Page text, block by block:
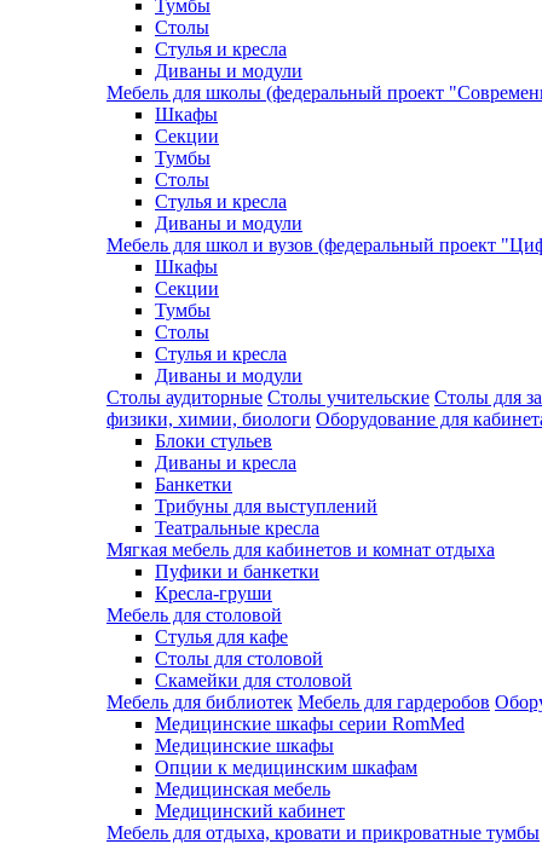
Тумбы
Столы
Стулья и кресла
Диваны и модули
Мебель для школы (федеральный проект
Шкафы
Секции
Тумбы
Столы
Стулья и кресла
Диваны и модули
Мебель для школ и вузов (федеральный проект
Шкафы
Секции
Тумбы
Столы
Стулья и кресла
Диваны и модули
Столы аудиторные Столы учительские Столы для
физики, химии, биологи Оборудование для
Блоки стульев
Диваны и кресла
Банкетки
Трибуны для выступлений
Театральные кресла
Мягкая мебель для кабинетов и комнат отдыха
Пуфики и банкетки
Кресла-груши
Мебель для столовой
Cтулья для кафе
Cтолы для столовой
Скамейки для столовой
Мебель для библиотек Мебель для гардеробов
Медицинские шкафы серии RomMed
Медицинские шкафы
Опции к медицинским шкафам
Медицинская мебель
Медицинский кабинет
Мебель для отдыха, кровати и прикроватные тумбы